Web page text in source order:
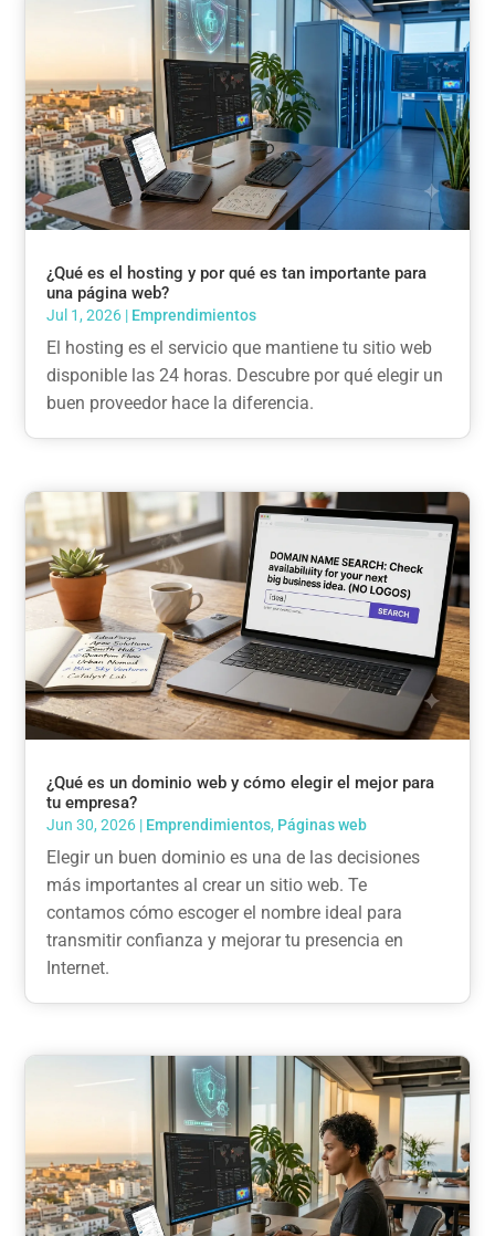
¿Qué es el hosting y por qué es tan importante para
una página web?
Jul 1, 2026 | Emprendimientos
El hosting es el servicio que mantiene tu sitio web
disponible las 24 horas. Descubre por qué elegir un
buen proveedor hace la diferencia.
¿Qué es un dominio web y cómo elegir el mejor para
tu empresa?
Jun 30, 2026 | Emprendimientos, Páginas web
Elegir un buen dominio es una de las decisiones
más importantes al crear un sitio web. Te
contamos cómo escoger el nombre ideal para
transmitir confianza y mejorar tu presencia en
Internet.